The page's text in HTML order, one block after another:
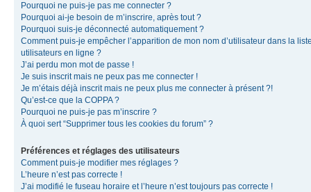
Pourquoi ne puis-je pas me connecter ?
Pourquoi ai-je besoin de m’inscrire, après tout ?
Pourquoi suis-je déconnecté automatiquement ?
Comment puis-je empêcher l’apparition de mon nom d’utilisateur dans la
utilisateurs en ligne ?
J’ai perdu mon mot de passe !
Je suis inscrit mais ne peux pas me connecter !
Je m’étais déjà inscrit mais ne peux plus me connecter à présent ?!
Qu’est-ce que la COPPA ?
Pourquoi ne puis-je pas m’inscrire ?
À quoi sert “Supprimer tous les cookies du forum” ?
Préférences et réglages des utilisateurs
Comment puis-je modifier mes réglages ?
L’heure n’est pas correcte !
J’ai modifié le fuseau horaire et l’heure n’est toujours pas correcte !